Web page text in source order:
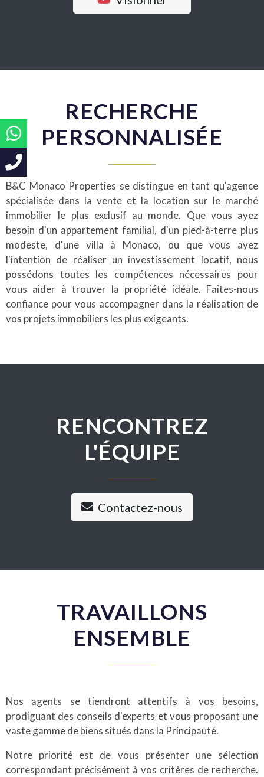
RECHERCHE
PERSONNALISÉE
B&C Monaco Properties se distingue en tant qu'agence
spécialisée dans la vente et la location sur le marché
immobilier le plus exclusif au monde. Que vous ayez
besoin d'un appartement familial, d'un pied-à-terre plus
modeste, d'une villa à Monaco, ou que vous ayez
l'intention de réaliser un investissement locatif, nous
possédons toutes les compétences nécessaires pour
vous aider à trouver la propriété idéale. Faites-nous
confiance pour vous accompagner dans la réalisation de
vos projets immobiliers les plus exigeants.
RENCONTREZ
L'ÉQUIPE
Contactez-nous
TRAVAILLONS
ENSEMBLE
Nos agents se tiendront attentifs à vos besoins,
prodiguant des conseils d'experts et vous proposant une
vaste gamme de biens situés dans la Principauté.
Notre priorité est de vous présenter une sélection
correspondant précisément à vos critères de recherche.